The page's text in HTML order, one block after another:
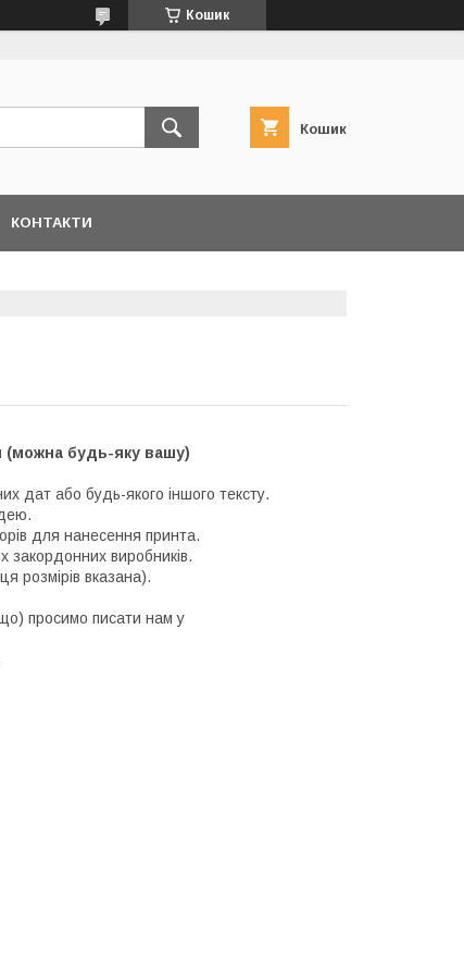
Кошик
Кошик
КОНТАКТИ
(можна будь-яку вашу)
дат або будь-якого іншого тексту.
для нанесення принта.
закордонних виробників.
розмірів вказана).
просимо писати нам у